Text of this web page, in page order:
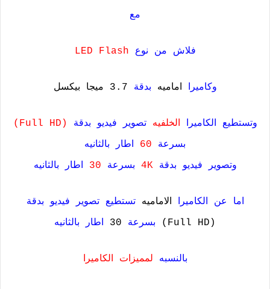
مع
فلاش من نوع LED Flash
وكاميرا اماميه بدقة 3.7 ميجا بيكسل
وتستطيع الكاميرا الخلفيه تصوير فيديو بدقة
(Full HD)
بسرعة 60 اطار بالثانيه
وتصوير فيديو بدقة4K بسرعة 30 اطار بالثانيه
اما عن الكاميرا الاماميه تستطيع تصوير فيديو بدقة
(Full HD)
بسرعة 30 اطار بالثانيه
بالنسبه لمميزات الكاميرا